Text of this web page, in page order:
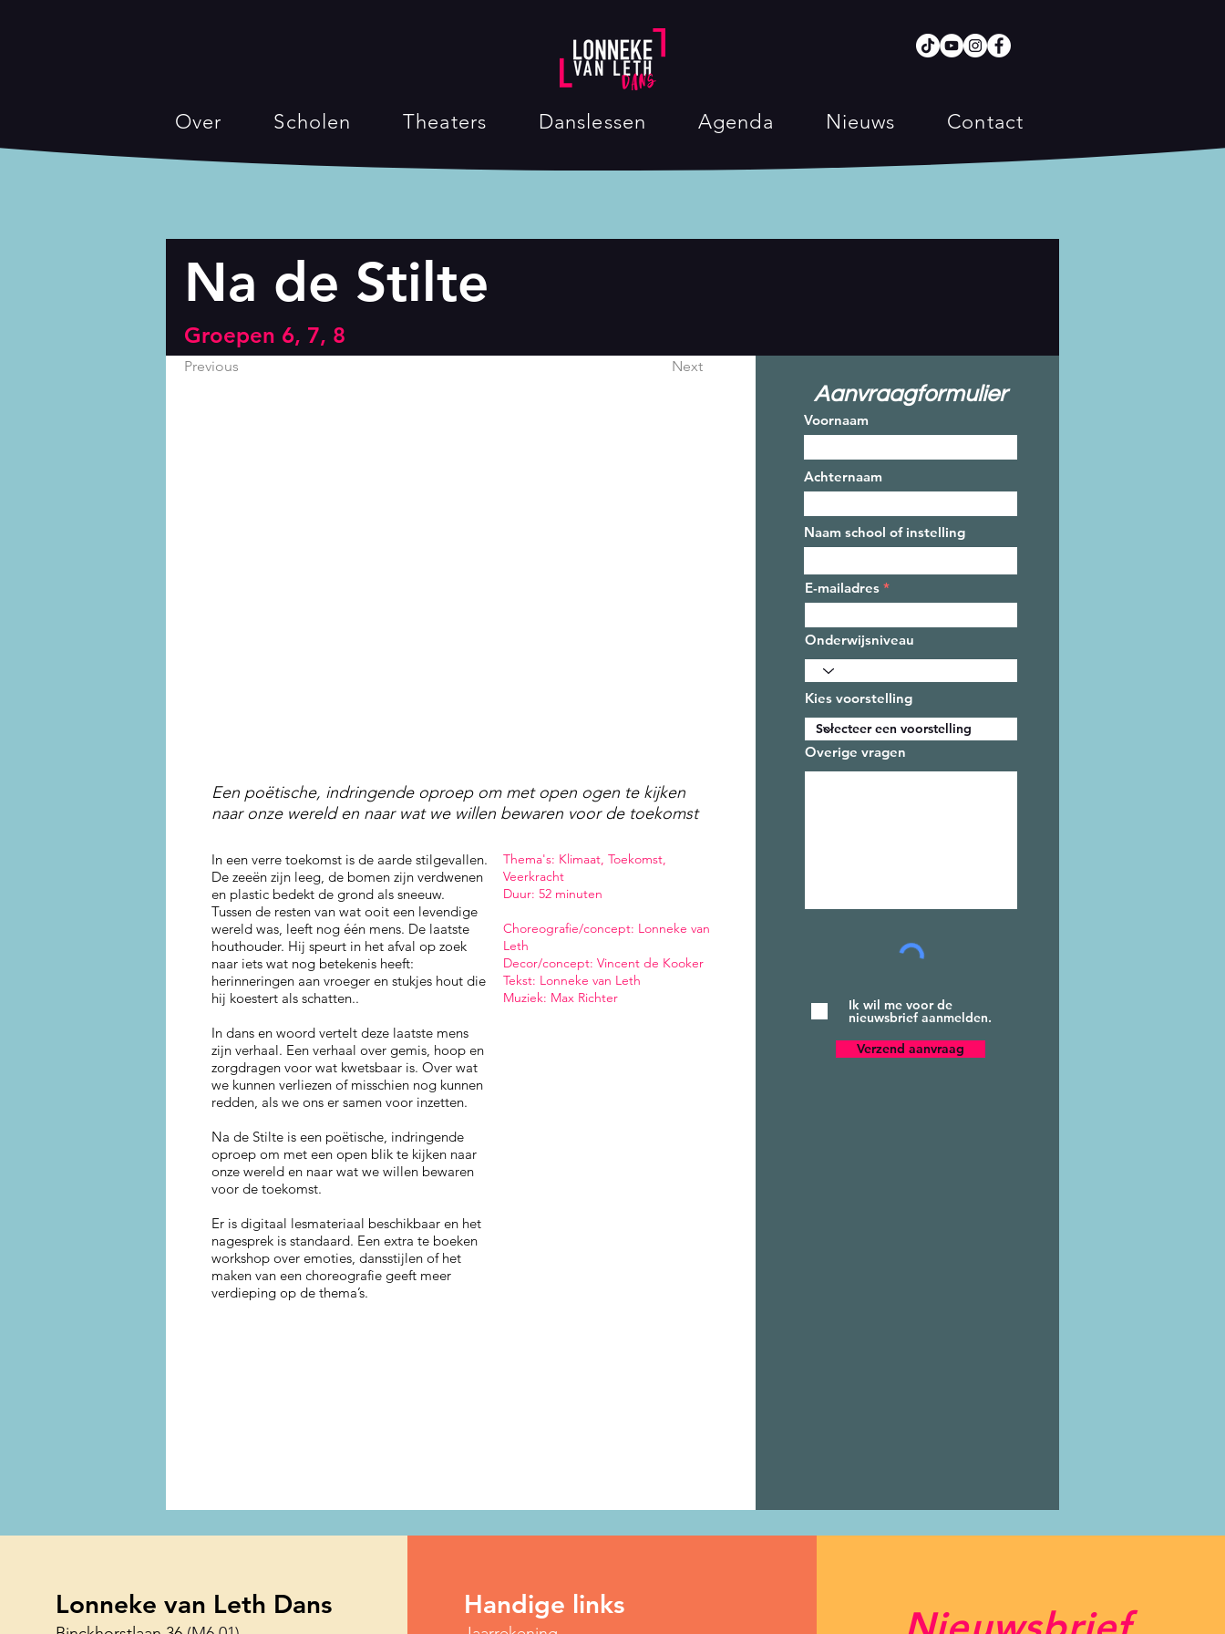
Over Scholen Theaters Danslessen Agenda Nieuws Contact
Previous Next
Een poëtische, indringende oproep om met open ogen te kijken
naar onze wereld en naar wat we willen bewaren voor de toekomst
In een verre toekomst is de aarde stilgevallen.
De zeeën zijn leeg, de bomen zijn verdwenen
en plastic bedekt de grond als sneeuw.
Tussen de resten van wat ooit een levendige
wereld was, leeft nog één mens. De laatste
houthouder. Hij speurt in het afval op zoek
naar iets wat nog betekenis heeft:
herinneringen aan vroeger en stukjes hout die
hij koestert als schatten..
In dans en woord vertelt deze laatste mens
zijn verhaal. Een verhaal over gemis, hoop en
zorgdragen voor wat kwetsbaar is. Over wat
we kunnen verliezen of misschien nog kunnen
redden, als we ons er samen voor inzetten.
Na de Stilte is een poëtische, indringende
oproep om met een open blik te kijken naar
onze wereld en naar wat we willen bewaren
voor de toekomst.
Er is digitaal lesmateriaal beschikbaar en het
nagesprek is standaard. Een extra te boeken
workshop over emoties, dansstijlen of het
maken van een choreografie geeft meer
verdieping op de thema’s.
Thema's: Klimaat, Toekomst,
Veerkracht
Duur: 52 minuten
Choreografie/concept: Lonneke van
Leth
Decor/concept: Vincent de Kooker
Tekst: Lonneke van Leth
Muziek: Max Richter
Aanvraagformulier
Voornaam
Achternaam
Naam school of instelling
E-mailadres
Onderwijsniveau
Kies voorstelling
Overige vragen
Ik wil me voor de
nieuwsbrief aanmelden.
Verzend aanvraag
Na de Stilte
Groepen 6, 7, 8
Lonneke van Leth Dans Handige links